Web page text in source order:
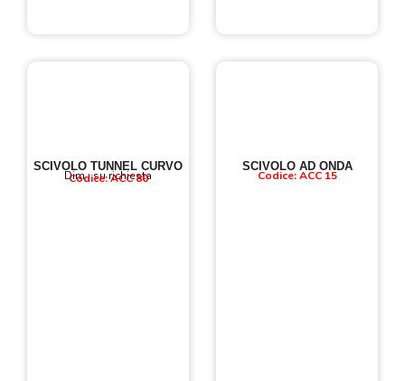
SCIVOLO TUNNEL CURVO
Dim : su richiesta
Codice: ACC 80
SCIVOLO AD ONDA
Codice: ACC 15